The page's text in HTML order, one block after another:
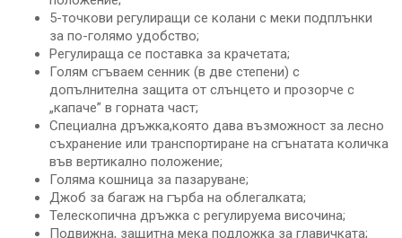
5-точкови регулиращи се колани с меки подплънки
за по-голямо удобство;
Регулираща се поставка за крачетата;
Голям сгъваем сенник (в две степени) с
допълнителна защита от слънцето и прозорче с
„капаче” в горната част;
Специална дръжка,която дава възможност за лесно
съхранение или транспортиране на сгънатата количка
във вертикално положение;
Голяма кошница за пазаруване;
Джоб за багаж на гърба на облегалката;
Телескопична дръжка с регулируема височина;
Подвижна, защитна мека подложка за главичката;